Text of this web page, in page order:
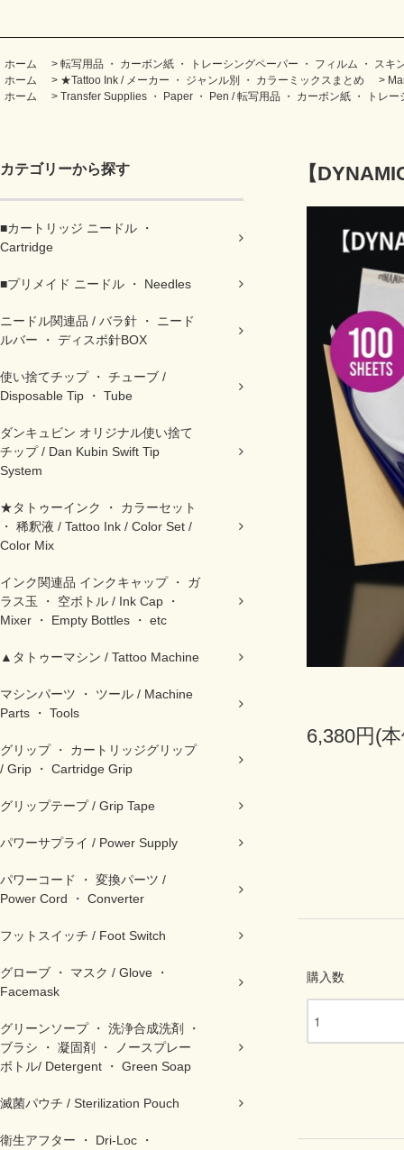
ホーム > 転写用品 ・ カーボン紙 ・ トレーシングペーパー ・ フィルム ・ スキ
ホーム
> ★Tattoo Ink / メーカー ・ ジャンル別 ・ カラーミックスまとめ >
ホーム
> Transfer Supplies ・ Paper ・ Pen / 転写用品 ・ カーボン紙 ・ トレ
カテゴリーから探す
■カートリッジ ニードル ・
Cartridge
■プリメイド ニードル ・ Needles
ニードル関連品 / バラ針 ・ ニード
ルバー ・ ディスポ針BOX
使い捨てチップ ・ チューブ /
Disposable Tip ・ Tube
ダンキュビン オリジナル使い捨て
チップ / Dan Kubin Swift Tip
System
★タトゥーインク ・ カラーセット
・ 稀釈液 / Tattoo Ink / Color Set /
Color Mix
インク関連品 インクキャップ ・ ガ
ラス玉 ・ 空ボトル / Ink Cap ・
Mixer ・ Empty Bottles ・ etc
▲タトゥーマシン / Tattoo Machine
マシンパーツ ・ ツール / Machine
Parts ・ Tools
グリップ ・ カートリッジグリップ
/ Grip ・ Cartridge Grip
グリップテープ / Grip Tape
パワーサプライ / Power Supply
パワーコード ・ 変換パーツ /
Power Cord ・ Converter
フットスイッチ / Foot Switch
グローブ ・ マスク / Glove ・
Facemask
グリーンソープ ・ 洗浄合成洗剤 ・
ブラシ ・ 凝固剤 ・ ノースプレー
ボトル/ Detergent ・ Green Soap
滅菌パウチ / Sterilization Pouch
衛生アフター ・ Dri-Loc ・
【
6,380円(
購入数